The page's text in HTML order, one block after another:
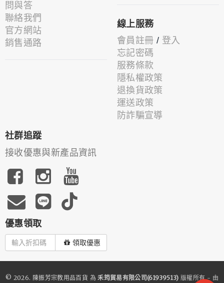
問與答
聯絡我們
官方網站
銷售通路
線上服務
會員註冊 / 登入
忘記密碼
服務條款
隱私權政策
退換貨政策
運送政策
防詐騙宣導
社群追蹤
接收優惠與新產品資訊
優惠領取
領取優惠
© 2026. 陳振芳宗教用品百貨 為禾筠貿易有限公司(61939513) 版權所有 - 由